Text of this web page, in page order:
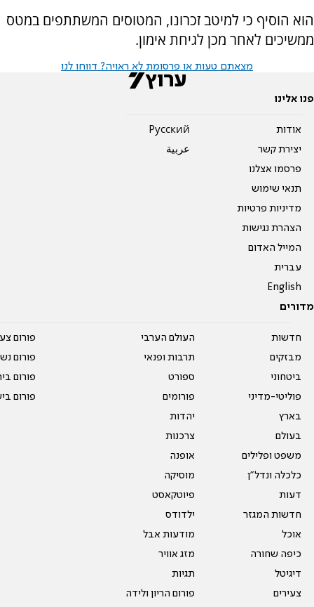
הוא הוסיף כי למיטב זכרונו, המטוסים המשתתפים במטס
ממשיכים לאחר מכן לגיחת אימון.
מצאתם טעות או פרסומת לא ראויה? דווחו לנו
פנו אלינו
אודות
יצירת קשר
פרסמו אצלנו
תנאי שימוש
מדיניות פרטיות
הצהרת נגישות
המייל האדום
עברית
English
Pусский
عربية
מדורים
חדשות
מבזקים
ביטחוני
פוליטי-מדיני
בארץ
בעולם
משפט ופלילים
כלכלה ונדל"ן
דעות
חדשות המגזר
אוכל
כיפה שחורה
דיגיטל
צעירים
העולם הערבי
תרבות ופנאי
ספורט
פורומים
יהדות
צרכנות
אופנה
מוסיקה
פיוטקאסט
ילדודס
מודעות אבל
מזג אוויר
תגיות
פורום הריון ולידה
פורום
פורום
פורום
פורום